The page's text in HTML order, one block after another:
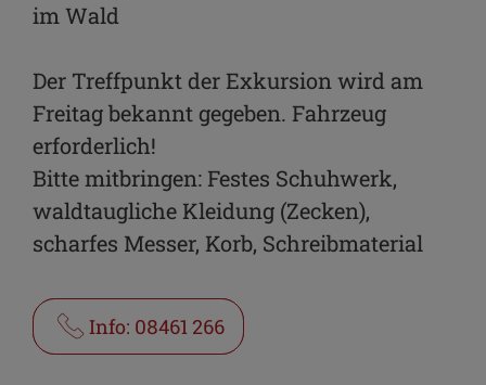
im Wald
Der Treffpunkt der Exkursion wird am
Freitag bekannt gegeben. Fahrzeug
erforderlich!
Bitte mitbringen: Festes Schuhwerk,
waldtaugliche Kleidung (Zecken),
scharfes Messer, Korb, Schreibmaterial
Info: 08461 266